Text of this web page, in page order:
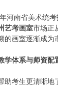
河南省美术统
艺考画室市场正
的画室逐渐成为
学体系与师资配
助考生更清晰地